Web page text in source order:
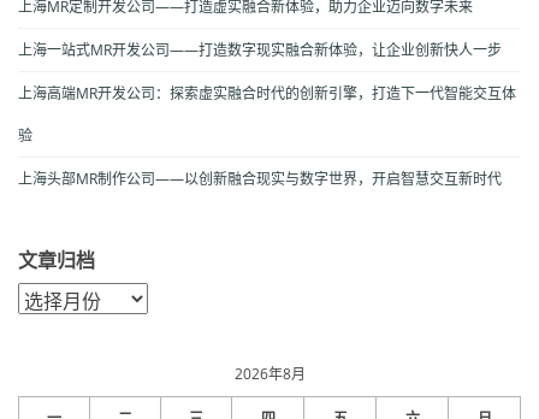
上海MR定制开发公司——打造虚实融合新体验，助力企业迈向数字未来
上海一站式MR开发公司——打造数字现实融合新体验，让企业创新快人一步
上海高端MR开发公司：探索虚实融合时代的创新引擎，打造下一代智能交互体
验
上海头部MR制作公司——以创新融合现实与数字世界，开启智慧交互新时代
文章归档
文
章
2026年8月